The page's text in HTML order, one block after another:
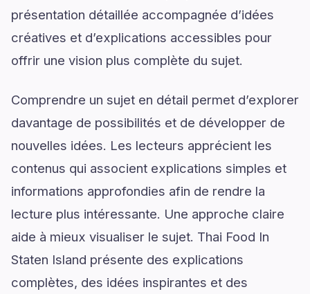
présentation détaillée accompagnée d’idées
créatives et d’explications accessibles pour
offrir une vision plus complète du sujet.
Comprendre un sujet en détail permet d’explorer
davantage de possibilités et de développer de
nouvelles idées. Les lecteurs apprécient les
contenus qui associent explications simples et
informations approfondies afin de rendre la
lecture plus intéressante. Une approche claire
aide à mieux visualiser le sujet. Thai Food In
Staten Island présente des explications
complètes, des idées inspirantes et des